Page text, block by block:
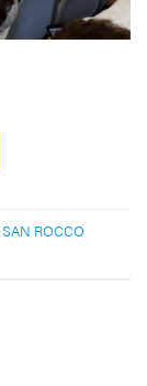
SAN ROCCO